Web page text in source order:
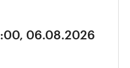
06.08.2026